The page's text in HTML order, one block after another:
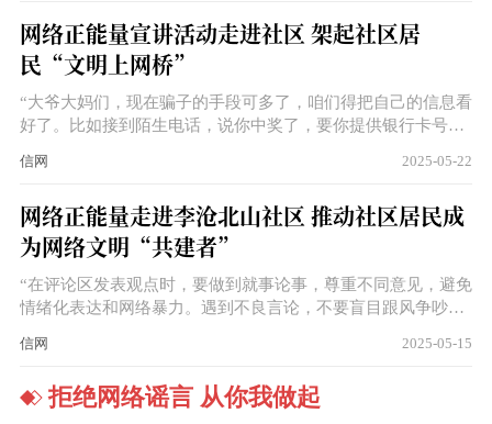
不会通过电话、短信要求客户提供密码或验证码。”
网络正能量宣讲活动走进社区 架起社区居
民“文明上网桥”
“大爷大妈们，现在骗子的手段可多了，咱们得把自己的信息看
好了。比如接到陌生电话，说你中奖了，要你提供银行卡号、
的，也千万别点，很可能是病毒，会把你手机里的信息偷走。”
信网 2025-05-22
网络正能量走进李沧北山社区 推动社区居民成
为网络文明“共建者”
“在评论区发表观点时，要做到就事论事，尊重不同意见，避免
情绪化表达和网络暴力。遇到不良言论，不要盲目跟风争吵，
流环境。”肖龙钦说。同时，他还倡导居民积极参与网络公益活
身能力贡献力量，无论是捐款捐物，还是转发扩散，点滴行动
信网 2025-05-15
拒绝网络谣言 从你我做起